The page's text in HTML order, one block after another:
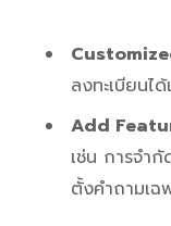
ลงทะเบียนไ
Add
เช่น การจำ
ตั้งคำถามเฉ